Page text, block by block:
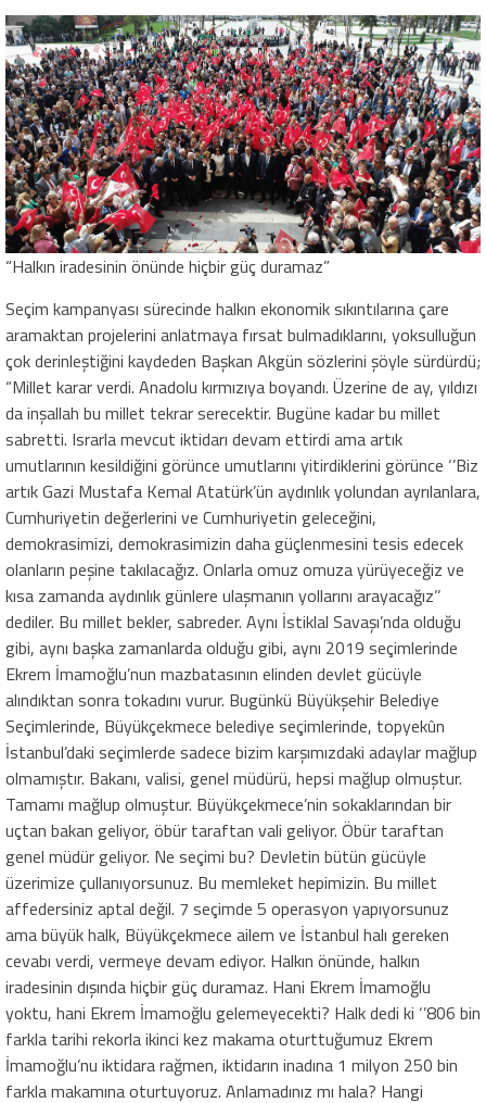
“Halkın iradesinin önünde hiçbir güç duramaz”
Seçim kampanyası sürecinde halkın ekonomik sıkıntılarına çare
aramaktan projelerini anlatmaya fırsat bulmadıklarını, yoksulluğun
çok derinleştiğini kaydeden Başkan Akgün sözlerini şöyle sürdürdü;
“Millet karar verdi. Anadolu kırmızıya boyandı. Üzerine de ay, yıldızı
da inşallah bu millet tekrar serecektir. Bugüne kadar bu millet
sabretti. Israrla mevcut iktidarı devam ettirdi ama artık
umutlarının kesildiğini görünce umutlarını yitirdiklerini görünce ‘’Biz
artık Gazi Mustafa Kemal Atatürk’ün aydınlık yolundan ayrılanlara,
Cumhuriyetin değerlerini ve Cumhuriyetin geleceğini,
demokrasimizi, demokrasimizin daha güçlenmesini tesis edecek
olanların peşine takılacağız. Onlarla omuz omuza yürüyeceğiz ve
kısa zamanda aydınlık günlere ulaşmanın yollarını arayacağız’’
dediler. Bu millet bekler, sabreder. Aynı İstiklal Savaşı’nda olduğu
gibi, aynı başka zamanlarda olduğu gibi, aynı 2019 seçimlerinde
Ekrem İmamoğlu’nun mazbatasının elinden devlet gücüyle
alındıktan sonra tokadını vurur. Bugünkü Büyükşehir Belediye
Seçimlerinde, Büyükçekmece belediye seçimlerinde, topyekûn
İstanbul’daki seçimlerde sadece bizim karşımızdaki adaylar mağlup
olmamıştır. Bakanı, valisi, genel müdürü, hepsi mağlup olmuştur.
Tamamı mağlup olmuştur. Büyükçekmece’nin sokaklarından bir
uçtan bakan geliyor, öbür taraftan vali geliyor. Öbür taraftan
genel müdür geliyor. Ne seçimi bu? Devletin bütün gücüyle
üzerimize çullanıyorsunuz. Bu memleket hepimizin. Bu millet
affedersiniz aptal değil. 7 seçimde 5 operasyon yapıyorsunuz
ama büyük halk, Büyükçekmece ailem ve İstanbul halı gereken
cevabı verdi, vermeye devam ediyor. Halkın önünde, halkın
iradesinin dışında hiçbir güç duramaz. Hani Ekrem İmamoğlu
yoktu, hani Ekrem İmamoğlu gelemeyecekti? Halk dedi ki ‘’806 bin
farkla tarihi rekorla ikinci kez makama oturttuğumuz Ekrem
İmamoğlu’nu iktidara rağmen, iktidarın inadına 1 milyon 250 bin
farkla makamına oturtuyoruz. Anlamadınız mı hala? Hangi